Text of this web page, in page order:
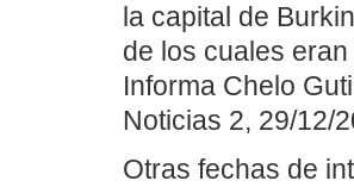
la capital de
de los cuales
Informa Chelo
Noticias 2, 29/12/
Otras fechas de